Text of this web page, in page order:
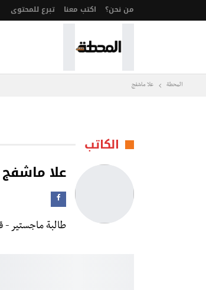
من نحن؟ اكتب معنا تبرع للمحتوى
المحطة علا ماشفج
الكاتب
علا ماشفج
طالبة ماجستير -